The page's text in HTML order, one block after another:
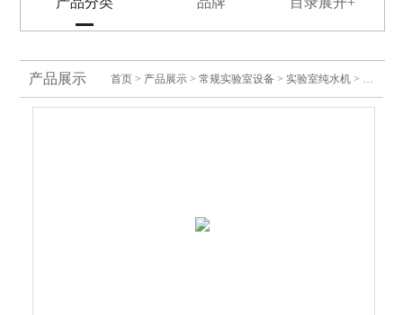
产品展示 首页 > 产品展示 >常规实验室设备 >实验室纯水机 > 优普UPHW系列纯水进水型超纯水机